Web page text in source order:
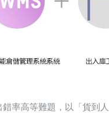
率高等難題，以「貨到